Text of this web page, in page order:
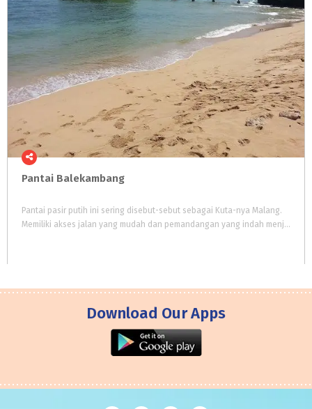
Pantai Balekambang
Pantai pasir putih ini sering disebut-sebut sebagai Kuta-nya Malang.
Memiliki akses jalan yang mudah dan pemandangan yang indah menjadi alasan utama pengunjung. Tidak hanya wisata pantai, tetapi terdapat wisata religi, wisata budaya, wisata kuliner, dll
Download Our Apps